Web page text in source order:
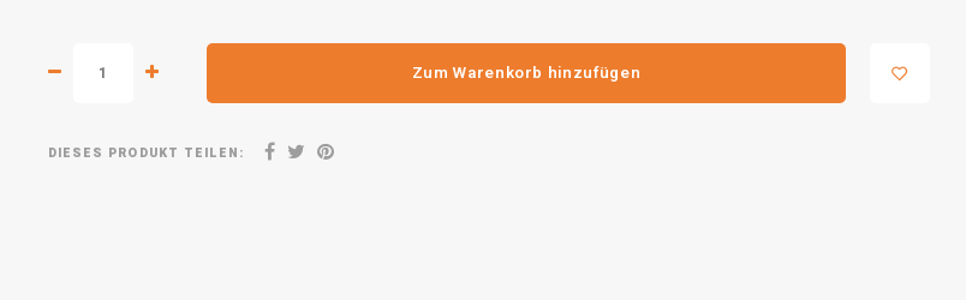
Zum Warenkorb hinzufügen
DIESES PRODUKT TEILEN: